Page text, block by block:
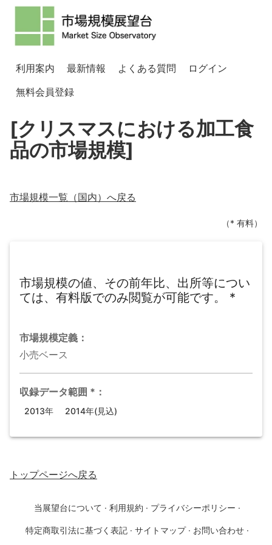
利用案内 最新情報 よくある質問
ログイン
無料会員登録
[クリスマスにおける加工食
品の市場規模]
市場規模一覧（国内）へ戻る
（* 有料）
市場規模の値、その前年比、出所等につい
ては、有料版でのみ閲覧が可能です。
*
市場規模定義：
小売ベース
収録データ範囲 * ：
2013年 2014年(見込)
トップページへ戻る
当展望台について · 利用規約 · プライバシーポリシー ·
特定商取引法に基づく表記 · サイトマップ · お問い合わせ ·